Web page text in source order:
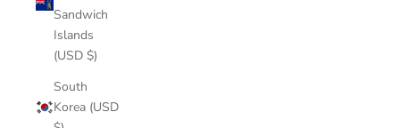
Sandwich
Islands
(USD $)
South
Korea (USD